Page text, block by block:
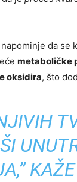
da se
metaboličke
oksidira, što
KAŽE